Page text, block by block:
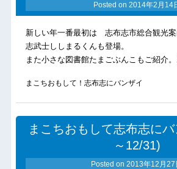
Posted on 2014年2月14
新しい年一番最初は 志布志市総合観光
志武士ししまるくんも登場。
また小さな図書館たまごぶんこもご紹介。
まこちおもして！志布志にバンザイ
まこちおもして志布志に
～12/31)
Posted on 2013年12月27